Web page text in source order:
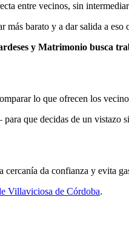
entre vecinos, sin
barato y a dar salida a eso
y Matrimonio busca
lo que ofrecen los
que decidas de un vistazo si
da confianza y evita
Villaviciosa de Córdoba.